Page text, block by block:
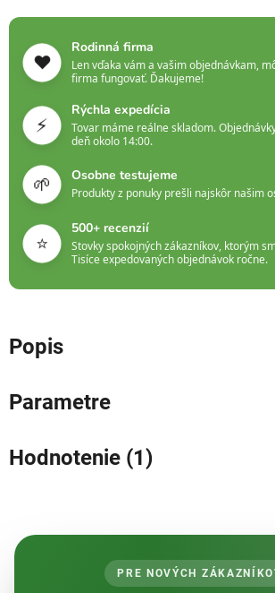
❤️
Rodinná firma
Len vďaka vám a vašim objednávkam,
firma fungovať. Ďakujeme!
⚡
Rýchla expedícia
Tovar máme reálne skladom.
deň okolo 14:00.
🌱 Osobne testujeme
Produkty z ponuky prešli najskôr našim
⭐
500+ recenzií
Stovky spokojných zákazníkov, ktorým
Tisíce expedovaných objednávok ročne.
Popis
Parametre
Hodnotenie (1)
PRE NOVÝCH